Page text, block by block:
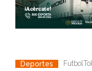
Deportes Futbol